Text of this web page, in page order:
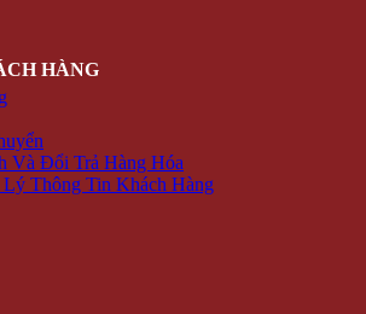
HÀNG
Và Đổi Trả Hàng Hóa
Thông Tin Khách Hàng